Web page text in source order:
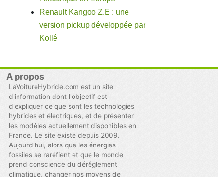
Renault Kangoo Z.E : une
version pickup développée par
Kollé
A propos
LaVoitureHybride.com est un site
d'information dont l'objectif est
d'expliquer ce que sont les technologies
hybrides et électriques, et de présenter
les modèles actuellement disponibles en
France. Le site existe depuis 2009.
Aujourd'hui, alors que les énergies
fossiles se raréfient et que le monde
prend conscience du dérêglement
climatique, changer nos moyens de